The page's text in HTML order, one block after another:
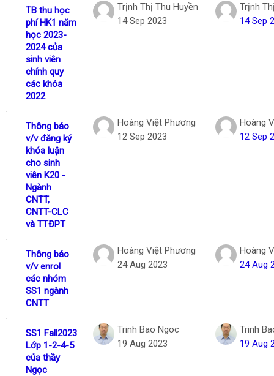
TB thu học
phí HK1 năm
học 2023-
2024 của
sinh viên
chính quy
các khóa
2022
Trịnh Thị Thu Huyền
14 Sep 2023
Trịnh
14 Sep
Thông báo
v/v đăng ký
khóa luận
cho sinh
viên K20 -
Ngành
CNTT,
CNTT-CLC
và TTĐPT
Hoàng Việt Phương
12 Sep 2023
Hoàng
12 Sep
Thông báo
v/v enrol
các nhóm
SS1 ngành
CNTT
Hoàng Việt Phương
24 Aug 2023
Hoàng
24 Aug
SS1 Fall2023
Lớp 1-2-4-5
của thầy
Ngọc
Trinh Bao Ngoc
19 Aug 2023
Trinh
19 Aug